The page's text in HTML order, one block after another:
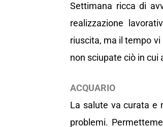
Settimana ricca di
realizzazione
riuscita, ma il tempo vi
non sciupate ciò in cui
ACQUARIO
La salute va curata e
problemi.